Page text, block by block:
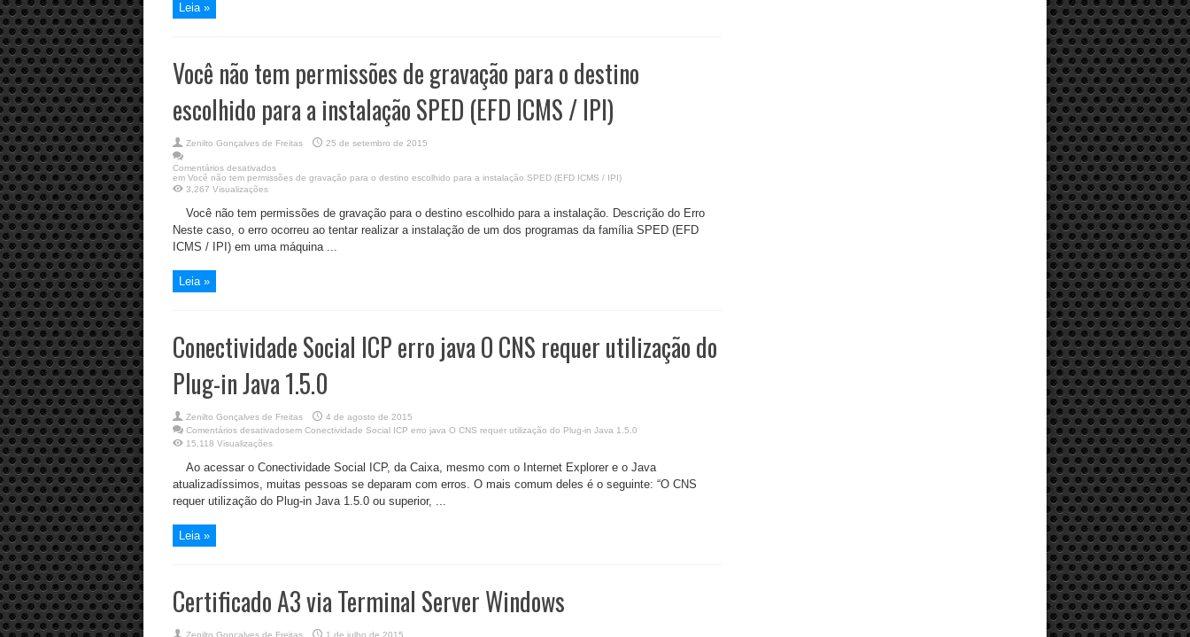
Leia »
Você não tem permissões de gravação para o destino
escolhido para a instalação SPED (EFD ICMS / IPI)
Zenilto Gonçalves de Freitas 25 de setembro de 2015
Comentários desativados
em Você não tem permissões de gravação para o destino escolhido para a instalação SPED (EFD ICMS / IPI)
3,267 Visualizações
Você não tem permissões de gravação para o destino escolhido para a instalação. Descrição do Erro
Neste caso, o erro ocorreu ao tentar realizar a instalação de um dos programas da família SPED (EFD
ICMS / IPI) em uma máquina ...
Leia »
Conectividade Social ICP erro java O CNS requer utilização do
Plug-in Java 1.5.0
Zenilto Gonçalves de Freitas
4 de agosto de 2015
Comentários desativadosem Conectividade Social ICP erro java O CNS requer utilização do Plug-in Java 1.5.0
15,118 Visualizações
Ao acessar o Conectividade Social ICP, da Caixa, mesmo com o Internet Explorer e o Java
atualizadíssimos, muitas pessoas se deparam com erros. O mais comum deles é o seguinte: “O CNS
requer utilização do Plug-in Java 1.5.0 ou superior, ...
Leia »
Certificado A3 via Terminal Server Windows
Zenilto Gonçalves de Freitas 1 de julho de 2015